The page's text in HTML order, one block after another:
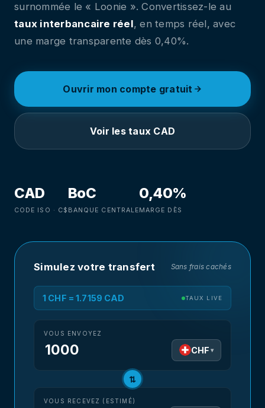
surnommée le « Loonie ». Convertissez-le au
taux interbancaire réel, en temps réel, avec
une marge transparente dès 0,40%.
Ouvrir mon compte gratuit
Voir les taux CAD
CAD
CODE ISO · C$
BoC
BANQUE CENTRALE
0,40%
MARGE DÈS
Simulez votre transfert Sans frais cachés
1 CHF = 1.7159 CAD TAUX LIVE
VOUS ENVOYEZ
CHF ▾
⇅
VOUS RECEVEZ (ESTIMÉ)